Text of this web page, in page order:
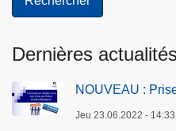
Dernières
NOUVEAU :
Jeu 23.06.2022 - 14:33